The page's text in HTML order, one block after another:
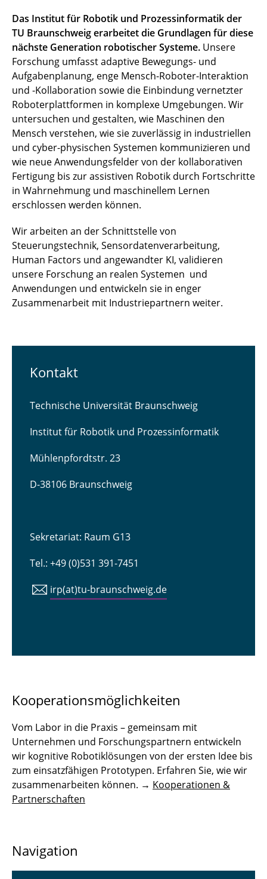
Das Institut für Robotik und Prozessinformatik der
TU Braunschweig erarbeitet die Grundlagen für diese
nächste Generation robotischer Systeme. Unsere
Forschung umfasst adaptive Bewegungs- und
Aufgabenplanung, enge Mensch-Roboter-Interaktion
und -Kollaboration sowie die Einbindung vernetzter
Roboterplattformen in komplexe Umgebungen. Wir
untersuchen und gestalten, wie Maschinen den
Mensch verstehen, wie sie zuverlässig in industriellen
und cyber-physischen Systemen kommunizieren und
wie neue Anwendungsfelder von der kollaborativen
Fertigung bis zur assistiven Robotik durch Fortschritte
in Wahrnehmung und maschinellem Lernen
erschlossen werden können.
Wir arbeiten an der Schnittstelle von
Steuerungstechnik, Sensordatenverarbeitung,
Human Factors und angewandter KI, validieren
unsere Forschung an realen Systemen und
Anwendungen und entwickeln sie in enger
Zusammenarbeit mit Industriepartnern weiter.
Kontakt
Technische Universität Braunschweig
Institut für Robotik und Prozessinformatik
Mühlenpfordtstr. 23
D-38106 Braunschweig
Sekretariat: Raum G13
Tel.: +49 (0)531 391-7451
irp(at)tu-braunschweig.de
Kooperationsmöglichkeiten
Vom Labor in die Praxis – gemeinsam mit
Unternehmen und Forschungspartnern entwickeln
wir kognitive Robotiklösungen von der ersten Idee bis
zum einsatzfähigen Prototypen. Erfahren Sie, wie wir
zusammenarbeiten können. → Kooperationen &
Partnerschaften
Navigation